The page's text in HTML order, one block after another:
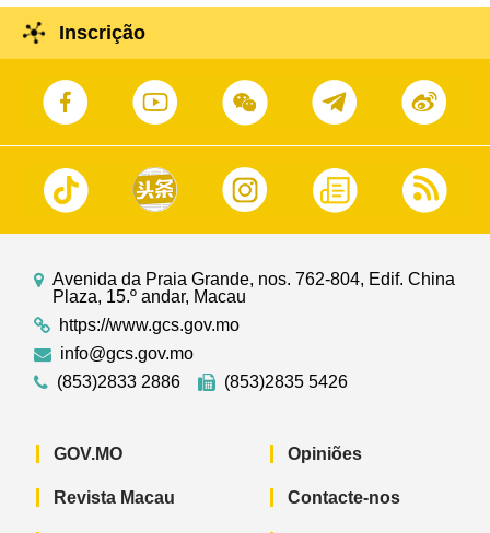
Inscrição
Avenida da Praia Grande, nos. 762-804, Edif. China
Plaza, 15.º andar, Macau
https://www.gcs.gov.mo
info@gcs.gov.mo
(853)2833 2886
(853)2835 5426
GOV.MO
Revista Macau
Opiniões
Contacte-nos